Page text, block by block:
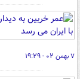
۷ بهمن ۰۲ - ۱۹:۲۹